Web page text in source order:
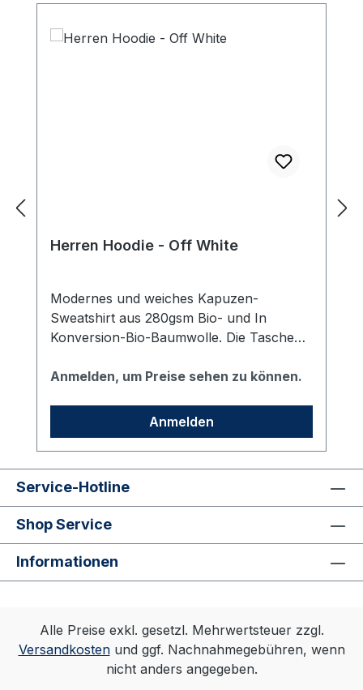
Herren Hoodie - Off White
Modernes und weiches Kapuzen-
Sweatshirt aus 280gsm Bio- und In
Konversion-Bio-Baumwolle. Die Taschen
ein cleanes Auftreten und sorgen für eine
Logo auf der linken Brust.
Anmelden, um Preise sehen zu können.
Anmelden
Service-Hotline
Shop Service
Informationen
Alle Preise exkl. gesetzl. Mehrwertsteuer zzgl.
Versandkostenund ggf. Nachnahmegebühren, wenn
nicht anders angegeben.